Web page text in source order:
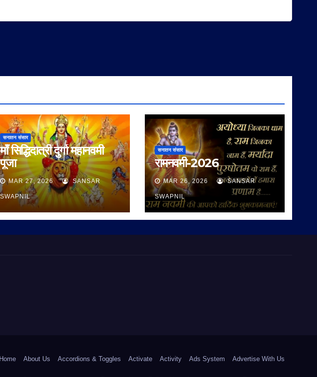
सनातन संसार
माँ सिद्धिदात्री दुर्गा महानवमी
पूजा
MAR 27, 2026 SANSAR
SWAPNIL
सनातन संसार
रामनवमी-2026
MAR 26, 2026 SANSAR
SWAPNIL
Home About Us Accordions & Toggles Activate Activity Ads System Advertise With Us